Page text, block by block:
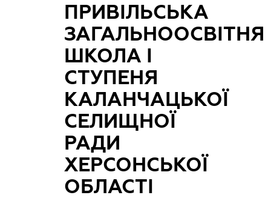
ПРИВІЛЬСЬКА
ЗАГАЛЬНООСВІТНЯ
ШКОЛА І
СТУПЕНЯ
КАЛАНЧАЦЬКОЇ
СЕЛИЩНОЇ
РАДИ
ХЕРСОНСЬКОЇ
ОБЛАСТІ